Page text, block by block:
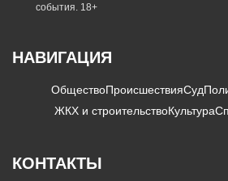
события. 18+
НАВИГАЦИЯ
ОбществоПроисшествияСуд
ЖКХ и строительствоКультура
КОНТАКТЫ